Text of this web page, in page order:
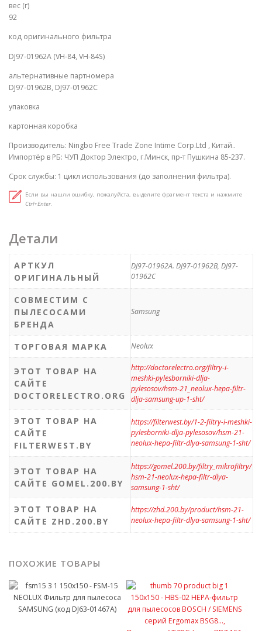
вес (г)
92
код оригинального фильтра
DJ97-01962A (VH-84, VH-84S)
альтернативные партномера
DJ97-01962B, DJ97-01962C
упаковка
картонная коробка
Производитель: Ningbo Free Trade Zone Intime Corp.Ltd , Китай..
Импортёр в РБ: ЧУП Доктор Электро, г.Минск, пр-т Пушкина 85-237.
Срок службы: 1 цикл использования (до заполнения фильтра).
Если вы нашли ошибку, пожалуйста, выделите фрагмент текста и нажмите
Ctrl+Enter.
Детали
АРТКУЛ
ОРИГИНАЛЬНЫЙ
DJ97-01962A. DJ97-01962B, DJ97-
01962C
СОВМЕСТИМ С
ПЫЛЕСОСАМИ
БРЕНДА
Samsung
ТОРГОВАЯ МАРКА Neolux
ЭТОТ ТОВАР НА
САЙТЕ
DOCTORELECTRO.ORG
http://doctorelectro.org/filtry-i-
meshki-pylesborniki-dlja-
pylesosov/hsm-21_neolux-hepa-filtr-
dlja-samsung-up-1-sht/
ЭТОТ ТОВАР НА
САЙТЕ
FILTERWEST.BY
https://filterwest.by/1-2-filtry-i-meshki-
pylesborniki-dlja-pylesosov/hsm-21-
neolux-hepa-filtr-dlya-samsung-1-sht/
ЭТОТ ТОВАР НА
САЙТЕ GOMEL.200.BY
https://gomel.200.by/filtry_mikrofiltry/
hsm-21-neolux-hepa-filtr-dlya-
samsung-1-sht/
ЭТОТ ТОВАР НА
САЙТЕ ZHD.200.BY
https://zhd.200.by/product/hsm-21-
neolux-hepa-filtr-dlya-samsung-1-sht/
ПОХОЖИЕ ТОВАРЫ